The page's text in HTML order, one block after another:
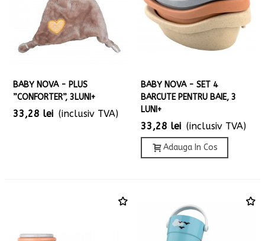
BABY NOVA - PLUS
”CONFORTER”, 3LUNI+
33,28 lei (inclusiv TVA)
BABY NOVA - SET 4
BARCUTE PENTRU BAIE, 3
LUNI+
33,28 lei (inclusiv TVA)
Adauga In Cos